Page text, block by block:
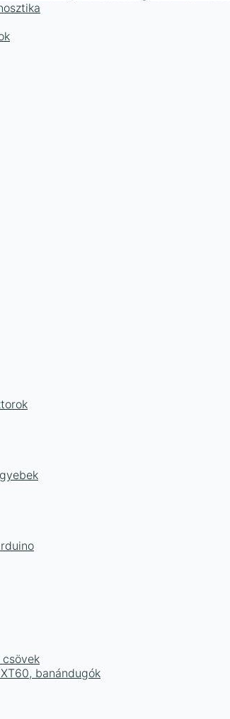
csövek
banándugók